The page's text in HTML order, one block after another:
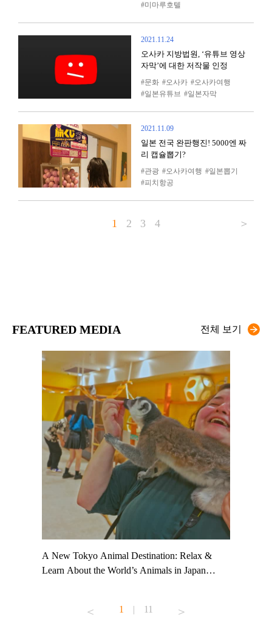
미마루호텔
2021.11.24
오사카 지방법원, ‘유튜브 영상
자막’에 대한 저작물 인정
문화 오사카
오사카여행
일본유튜브
일본자막
2021.11.09
일본 전국 완판행진! 5000엔 짜
리 캡슐뽑기?
관광 오사카여행
일본뽑기
피치항공
1 2 3 4 ＞
FEATURED MEDIA 전체 보기
A New Tokyo Animal Destination: Relax &
Learn About the World’s Animals in Japan
#japantrip #카피바라 #애니터치 #아이와가볼
1 | 11